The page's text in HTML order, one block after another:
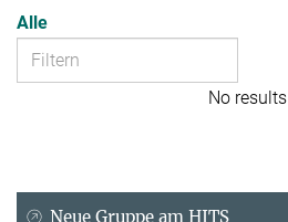
Alle
No results
Neue Gruppe am HITS